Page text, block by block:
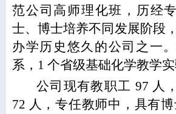
范公司高师理化班，历经
士、博士培养不同发展阶段
办学历史悠久的公司之一
系，1 个省级基础化学教学实
公司现有教职工 97 人
72 人，专任教师中， 具有博